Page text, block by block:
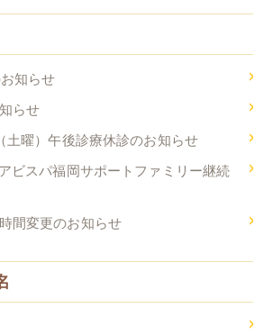
知らせ
らせ
土曜）午後診療休診のお知らせ
ビスパ福岡サポートファミリー継続
間変更のお知らせ